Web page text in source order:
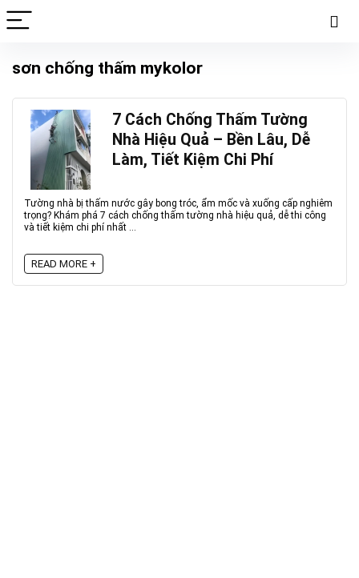
sơn chống thấm mykolor
7 Cách Chống Thấm Tường
Nhà Hiệu Quả – Bền Lâu, Dễ
Làm, Tiết Kiệm Chi Phí
Tường nhà bị thấm nước gây bong tróc, ẩm mốc và xuống cấp nghiêm
trọng? Khám phá 7 cách chống thấm tường nhà hiệu quả, dễ thi công
và tiết kiệm chi phí nhất ...
READ MORE +